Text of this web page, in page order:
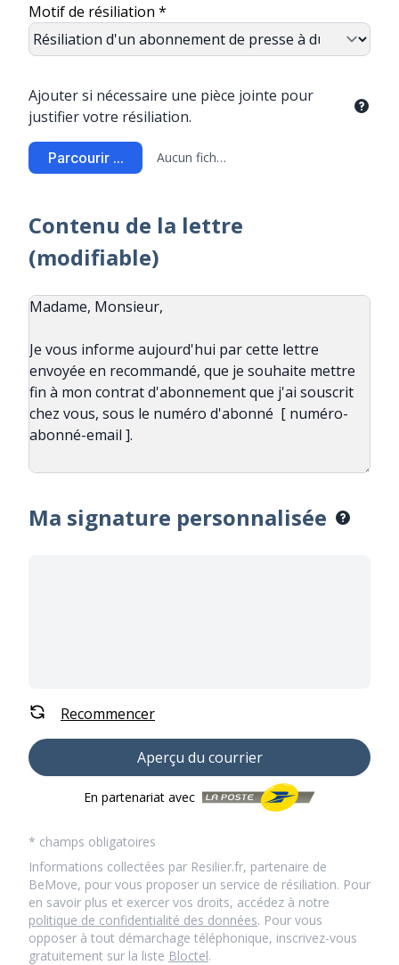
Motif de résiliation *
Ajouter si nécessaire une pièce jointe pour
justifier votre résiliation.
Parcourir ... Aucun fichier sélectionné
Contenu de la lettre
(modifiable)
Ma signature personnalisée
Recommencer
Aperçu du courrier
En partenariat avec
* champs obligatoires
Informations collectées par Resilier.fr, partenaire de
BeMove, pour vous proposer un service de résiliation. Pour
en savoir plus et exercer vos droits, accédez à notre
politique de confidentialité des données. Pour vous
opposer à tout démarchage téléphonique, inscrivez-vous
gratuitement sur la liste Bloctel.